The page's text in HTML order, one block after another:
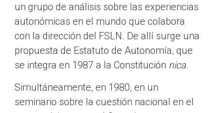
un grupo de análisis sobre las experiencias
autonómicas en el mundo que colabora
con la dirección del FSLN. De allí surge una
propuesta de Estatuto de Autonomía, que
se integra en 1987 a la Constitución nica.
Simultáneamente, en 1980, en un
seminario sobre la cuestión nacional en el